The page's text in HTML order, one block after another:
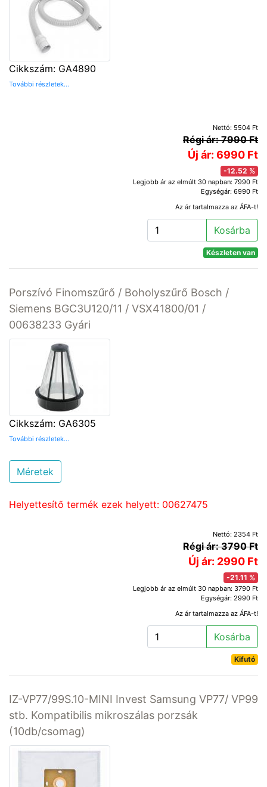
Cikkszám: GA4890
További részletek...
Nettó: 5504 Ft
Régi ár: 7990 Ft
Új ár: 6990 Ft
-12.52 %
Legjobb ár az elmúlt 30 napban: 7990 Ft
Egységár: 6990 Ft
Az ár tartalmazza az ÁFA-t!
Kosárba
Készleten van
Porszívó Finomszűrő / Boholyszűrő Bosch /
Siemens BGC3U120/11 / VSX41800/01 /
00638233 Gyári
Cikkszám: GA6305
További részletek...
Méretek
Helyettesítő termék ezek helyett: 00627475
Nettó: 2354 Ft
Régi ár: 3790 Ft
Új ár: 2990 Ft
-21.11 %
Legjobb ár az elmúlt 30 napban: 3790 Ft
Egységár: 2990 Ft
Az ár tartalmazza az ÁFA-t!
Kosárba
Kifutó
IZ-VP77/99S.10-MINI Invest Samsung VP77/ VP99
stb. Kompatibilis mikroszálas porzsák
(10db/csomag)